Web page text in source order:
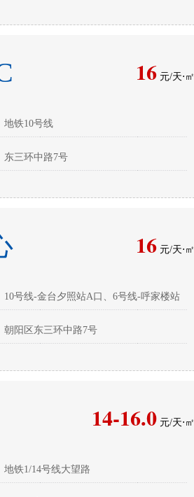
16 元/天⋅㎡
地铁10号线
东三环中路7号
16 元/天⋅㎡
10号线-金台夕照站A口、6号线-呼家楼站
朝阳区东三环中路7号
14-16.0 元/天⋅㎡
地铁1/14号线大望路